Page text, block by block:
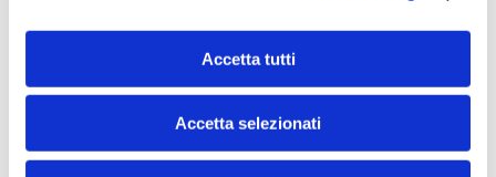
Accetta tutti
Accetta selezionati
Dalla teoria alla pratica
Un entusiasmo che rappresenta senza dubbio il filo
conduttore che unisce tutti i dipendenti che hanno vissuto
questa iniziativa. Anzi, va oltre, perché l’impegno è